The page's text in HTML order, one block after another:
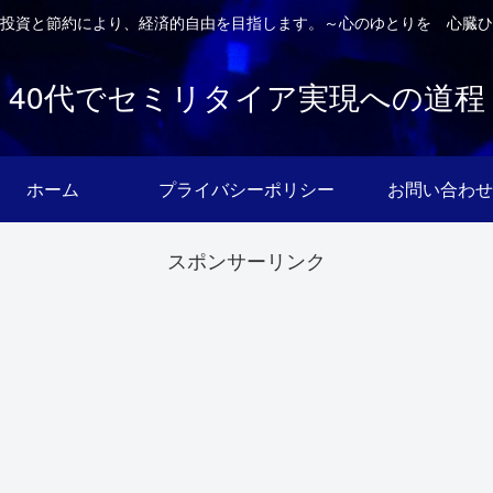
資と節約により、経済的自由を目指します。～心のゆとりを 心臓
40代でセミリタイア実現への道程
ホーム プライバシーポリシー お問い合わせ
スポンサーリンク